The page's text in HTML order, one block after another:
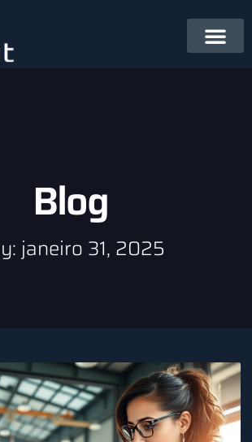
Blog
janeiro 31, 2025